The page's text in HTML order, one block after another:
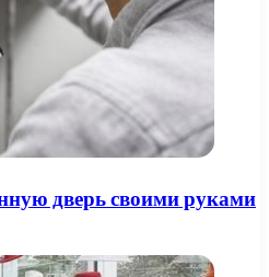
дверь своими руками